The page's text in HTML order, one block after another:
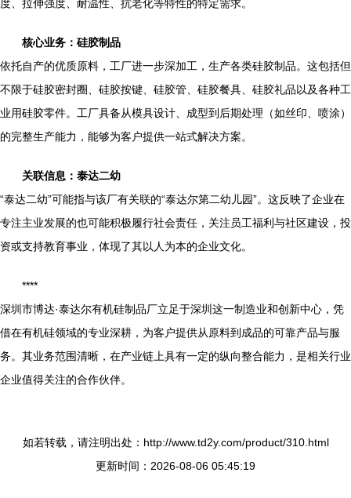
度、拉伸强度、耐温性、抗老化等特性的特定需求。
核心业务：硅胶制品
依托自产的优质原料，工厂进一步深加工，生产各类硅胶制品。这包括但
不限于硅胶密封圈、硅胶按键、硅胶管、硅胶餐具、硅胶礼品以及各种工
业用硅胶零件。工厂具备从模具设计、成型到后期处理（如丝印、喷涂）
的完整生产能力，能够为客户提供一站式解决方案。
关联信息：泰达二幼
“泰达二幼”可能指与该厂有关联的“泰达尔第二幼儿园”。这反映了企业在
专注主业发展的也可能积极履行社会责任，关注员工福利与社区建设，投
资或支持教育事业，体现了其以人为本的企业文化。
****
深圳市博达·泰达尔有机硅制品厂立足于深圳这一制造业和创新中心，凭
借在有机硅领域的专业深耕，为客户提供从原料到成品的可靠产品与服
务。其业务范围清晰，在产业链上具有一定的纵向整合能力，是相关行业
企业值得关注的合作伙伴。
如若转载，请注明出处：http://www.td2y.com/product/310.html
更新时间：2026-08-06 05:45:19